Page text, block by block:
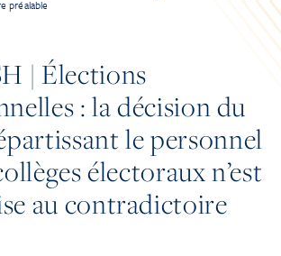
préalable
| Élections
: la décision du
le personnel
électoraux n’est
au contradictoire